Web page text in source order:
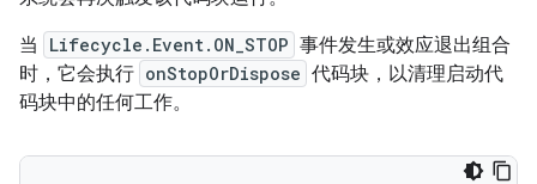
当
Lifecycle.Event.ON_STOP 事件发生或效应退出组合
时，它会执行 onStopOrDispose 代码块，以清理启动代
码块中的任何工作。